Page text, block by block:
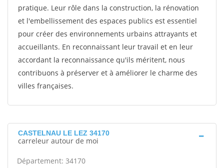
pratique. Leur rôle dans la construction, la rénovation
et l'embellissement des espaces publics est essentiel
pour créer des environnements urbains attrayants et
accueillants. En reconnaissant leur travail et en leur
accordant la reconnaissance qu'ils méritent, nous
contribuons à préserver et à améliorer le charme des
villes françaises.
CASTELNAU LE LEZ 34170
carreleur autour de moi
Département: 34170